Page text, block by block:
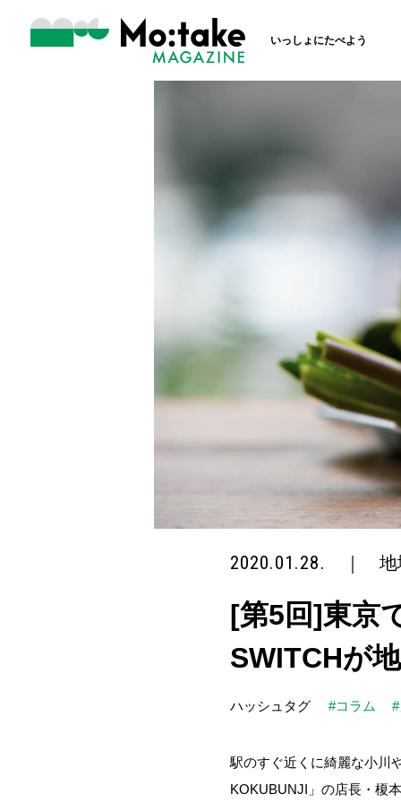
いっしょにたべよう
2020.01.28. 地
[第5回]東京
SWITCHが
ハッシュタグ #コラム
駅のすぐ近くに綺麗な小川
KOKUBUNJI」の店長・榎